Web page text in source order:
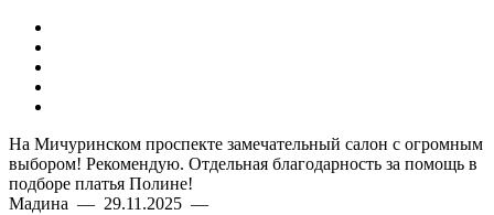
На Мичуринском проспекте замечательный салон с огромным
выбором! Рекомендую. Отдельная благодарность за помощь в
подборе платья Полине!
Мадина — 29.11.2025 —